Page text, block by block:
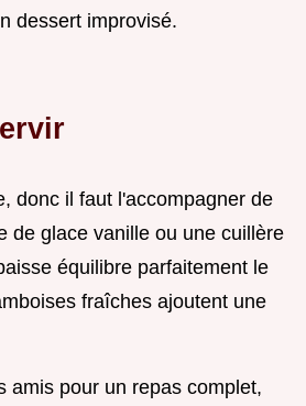
dessert improvisé.
donc il faut l'accompagner de
de glace vanille ou une cuillère
équilibre parfaitement le
fraîches ajoutent une
amis pour un repas complet,